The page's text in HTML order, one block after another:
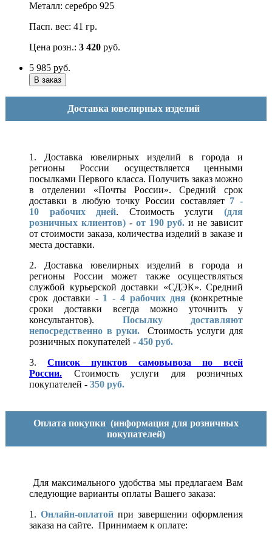
Металл: серебро 925
Пасп. вес: 41 гр.
Цена розн.: 3 420 руб.
5 985 руб.
Доставка ювелирных изделий
1. Доставка ювелирных изделий в города и
регионы России осуществляется ценными
посылками Первого класса. Получить заказ можно
в отделении «Почты России». Средний срок
доставки в любую точку России составляет 7 -
10 рабочих дней. Стоимость услуги(для
розничных клиентов)- от 190 руб. и не зависит
от стоимости заказа, количества изделий в заказе и
места доставки.
2. Доставка ювелирных изделий в города и
регионы России может также осуществляться
службой курьерской доставки «СДЭК». Средний
срок доставки - 1 - 4 рабочих дня (конкретные
сроки доставки всегда можно уточнить у
консультантов). Посылку доставляют
непосредственно в руки.
Стоимость услуги для
розничных покупателей - 450 руб.
3. Список пунктов самовывоза по всей
России.
Стоимость услуги для розничных
покупателей - 350 руб.
Оплата покупки (информация для розничных
покупателей)
Для максимального удобства мы предлагаем Вам
следующие варианты оплаты Вашего заказа:
1. Онлайн-оплатой при завершении оформления
заказа на сайте. Принимаем к оплате: